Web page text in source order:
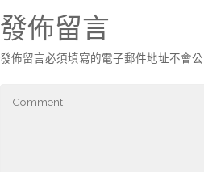
發佈留言
發佈留言必須填寫的電子郵件地址不會公